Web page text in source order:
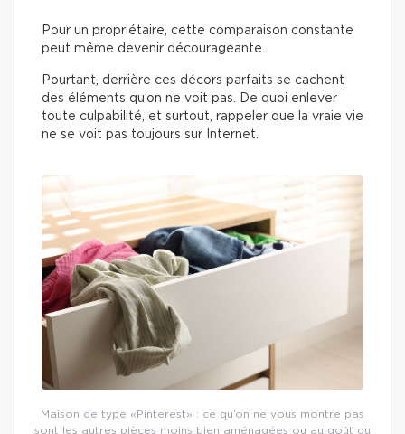
Pour un propriétaire, cette comparaison constante
peut même devenir décourageante.
Pourtant, derrière ces décors parfaits se cachent
des éléments qu’on ne voit pas. De quoi enlever
toute culpabilité, et surtout, rappeler que la vraie vie
ne se voit pas toujours sur Internet.
Maison de type «Pinterest» : ce qu’on ne vous montre pas
sont les autres pièces moins bien aménagées ou au goût du